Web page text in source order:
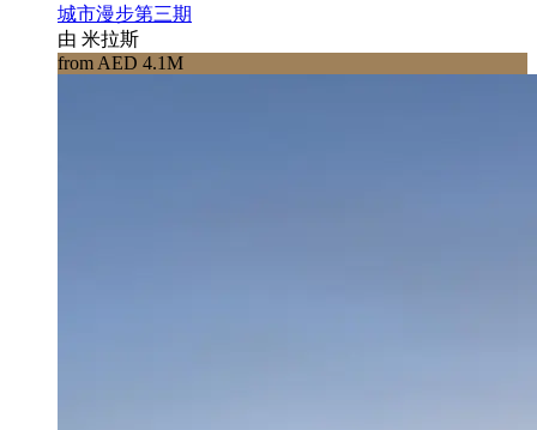
城市漫步第三期
由 米拉斯
from AED 4.1M